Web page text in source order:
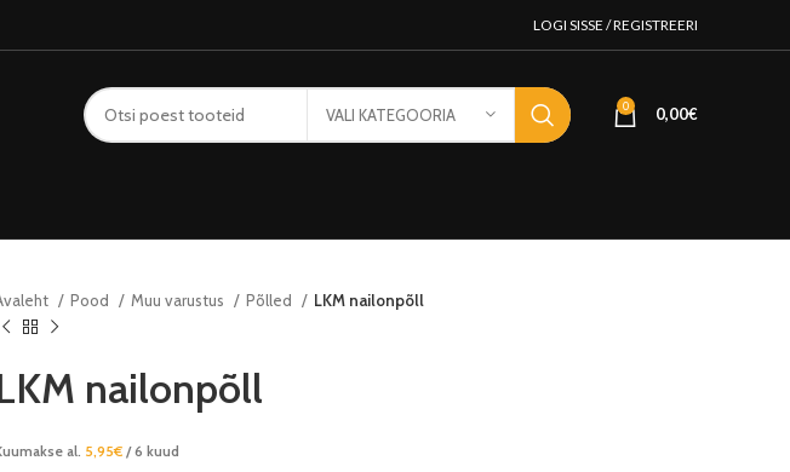
LOGI SISSE / REGISTREERI
VALI KATEGOORIA 0 0,00€
Pood Muu varustus Põlled LKM nailonpõll
nailonpõll
al. 5,95€ / 6 kuud